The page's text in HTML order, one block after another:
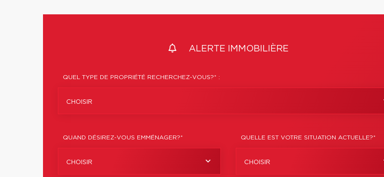
ALERTE IMMOBILIÈRE
QUEL TYPE DE PROPRIÉTÉ RECHERCHEZ-VOUS?* :
CHOISIR
QUAND DÉSIREZ-VOUS EMMÉNAGER?*
CHOISIR
QUELLE EST VOTRE SITUATION ACTUELLE?*
CHOISIR